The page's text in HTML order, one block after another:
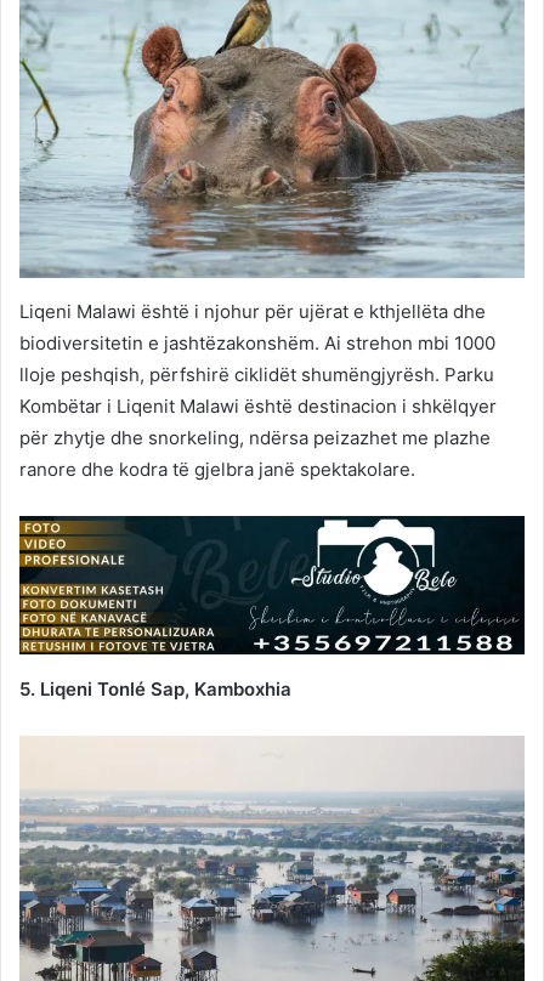
Liqeni Malawi është i njohur për ujërat e kthjellëta dhe
biodiversitetin e jashtëzakonshëm. Ai strehon mbi 1000
lloje peshqish, përfshirë ciklidët shumëngjyrësh. Parku
Kombëtar i Liqenit Malawi është destinacion i shkëlqyer
për zhytje dhe snorkeling, ndërsa peizazhet me plazhe
ranore dhe kodra të gjelbra janë spektakolare.
5. Liqeni Tonlé Sap, Kamboxhia